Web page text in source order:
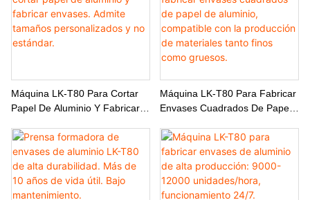
Velocidad – Fábrica Original
Con 15 Años De Experiencia.
Máquina LK-T80 Para Cortar
Papel De Aluminio Y Fabricar
Personalizados Y No Estándar.
Máquina LK-T80 Para Fabricar
Envases Cuadrados De Papel
La Producción De Materiales
Tanto Finos Como Gruesos.